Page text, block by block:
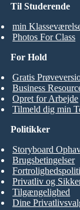
Til Studerende
min
Photos For Class
For Hold
Gratis
Business
Opret for Arbejde
Tilmeld dig min
Politikker
Storyboard
Brugsbetingelser
Privatliv og
Tilgængelighed
Dine